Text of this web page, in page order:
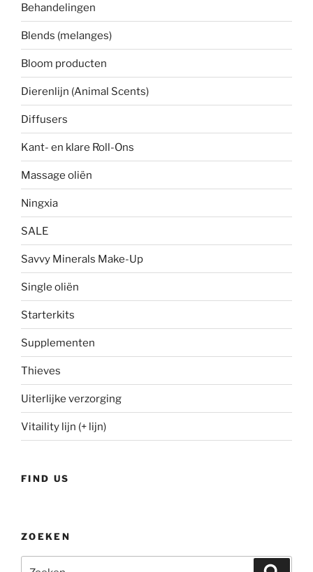
Behandelingen
Blends (melanges)
Bloom producten
Dierenlijn (Animal Scents)
Diffusers
Kant- en klare Roll-Ons
Massage oliën
Ningxia
SALE
Savvy Minerals Make-Up
Single oliën
Starterkits
Supplementen
Thieves
Uiterlijke verzorging
Vitaility lijn (+ lijn)
FIND US
ZOEKEN